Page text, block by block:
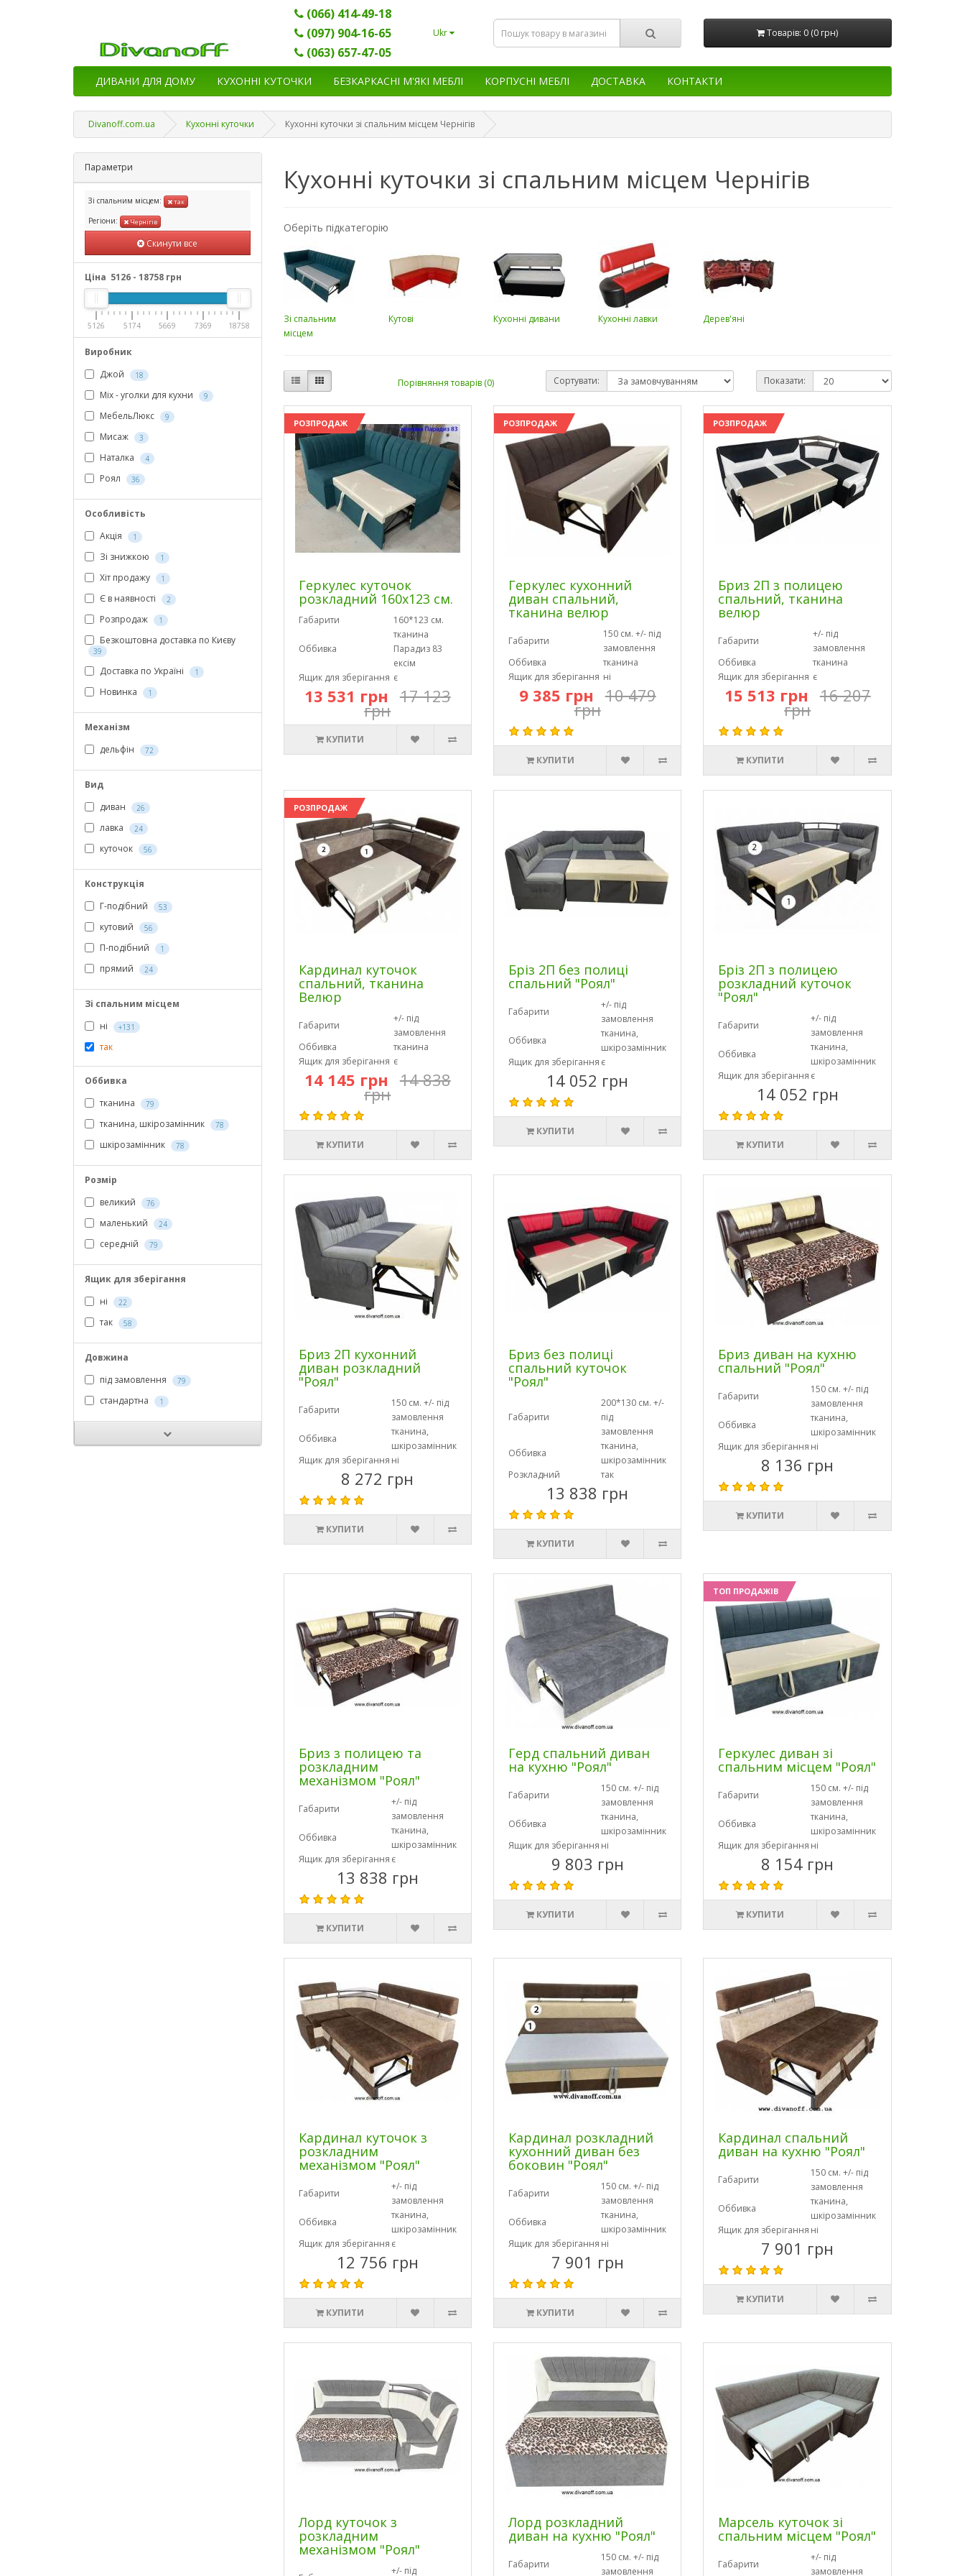
(066) 414-49-18
(097) 904-16-65
(063) 657-47-05
Ukr Товарів: 0 (0 грн)
ДИВАНИ ДЛЯ ДОМУ КУХОННІ КУТОЧКИ БЕЗКАРКАСНІ М'ЯКІ МЕБЛІ КОРПУСНІ МЕБЛІ ДОСТАВКА КОНТАКТИ
Divanoff.com.ua Кухонні куточки Кухонні куточки зі спальним місцем Чернігів
Параметри
Зі спальним місцем: так
Регіони: Чернігів
Скинути все
Ціна 5126 - 18758 грн
5126 5174 5669 7369 18758
Виробник
Джой
18
Мix - уголки для кухни 9
МебельЛюкс 9
Мисаж 3
Наталка 4
Роял 36
Особливість
Акція
1
Зі знижкою 1
Хіт продажу 1
Є в наявності 2
Розпродаж 1
Безкоштовна доставка по Києву
39
Доставка по Україні 1
Новинка 1
Механізм
дельфін
72
Вид
диван
26
лавка 24
куточок 56
Конструкція
Г-подібний
53
кутовий 56
П-подібний 1
прямий 24
Зі спальним місцем
ні
+131
так
Оббивка
тканина
79
тканина, шкірозамінник 78
шкірозамінник 78
Розмір
великий
76
маленький 24
середній 79
Ящик для зберігання
ні
22
так 58
Довжина
під замовлення
79
стандартна 1
Кухонні куточки зі спальним місцем Чернігів
Оберіть підкатегорію
Зі спальним
місцем
Кутові Кухонні дивани Кухонні лавки Дерев'яні
Порівняння товарів (0) Сортувати: Показати:
РОЗПРОДАЖ
Геркулес куточок
розкладний 160х123 см.
Габарити 160*123 см.
Оббивка
тканина
Парадиз 83
ексім
Ящик для зберігання є
13 531 грн 17 123
грн
КУПИТИ
РОЗПРОДАЖ
Геркулес кухонний
диван спальний,
тканина велюр
Габарити
150 см. +/- під
замовлення
Оббивка
тканина
Ящик для зберігання ні
9 385 грн 10 479
грн
КУПИТИ
РОЗПРОДАЖ
Бриз 2П з полицею
спальний, тканина
велюр
Габарити
+/- під
замовлення
Оббивка
тканина
Ящик для зберігання є
15 513 грн 16 207
грн
КУПИТИ
РОЗПРОДАЖ
Кардинал куточок
спальний, тканина
Велюр
Габарити
+/- під
замовлення
Оббивка
тканина
Ящик для зберігання є
14 145 грн 14 838
грн
КУПИТИ
Бріз 2П без полиці
спальний "Роял"
Габарити
+/- під
замовлення
Оббивка
тканина,
шкірозамінник
Ящик для зберігання є
14 052 грн
КУПИТИ
Бріз 2П з полицею
розкладний куточок
"Роял"
Габарити
+/- під
замовлення
Оббивка
тканина,
шкірозамінник
Ящик для зберігання є
14 052 грн
КУПИТИ
Бриз 2П кухонний
диван розкладний
"Роял"
Габарити
150 см. +/- під
замовлення
Оббивка
тканина,
шкірозамінник
Ящик для зберігання ні
8 272 грн
КУПИТИ
Бриз без полиці
спальний куточок
"Роял"
Габарити
200*130 см. +/-
під
замовлення
Оббивка
тканина,
шкірозамінник
Розкладний
так
13 838 грн
КУПИТИ
Бриз диван на кухню
спальний "Роял"
Габарити
150 см. +/- під
замовлення
Оббивка
тканина,
шкірозамінник
Ящик для зберігання ні
8 136 грн
КУПИТИ
Бриз з полицею та
розкладним
механізмом "Роял"
Габарити
+/- під
замовлення
Оббивка
тканина,
шкірозамінник
Ящик для зберігання є
13 838 грн
КУПИТИ
Герд спальний диван
на кухню "Роял"
Габарити
150 см. +/- під
замовлення
Оббивка
тканина,
шкірозамінник
Ящик для зберігання ні
9 803 грн
КУПИТИ
ТОП ПРОДАЖІВ
Геркулес диван зі
спальним місцем "Роял"
Габарити
150 см. +/- під
замовлення
Оббивка
тканина,
шкірозамінник
Ящик для зберігання ні
8 154 грн
КУПИТИ
Кардинал куточок з
розкладним
механізмом "Роял"
Габарити
+/- під
замовлення
Оббивка
тканина,
шкірозамінник
Ящик для зберігання є
12 756 грн
КУПИТИ
Кардинал розкладний
кухонний диван без
боковин "Роял"
Габарити
150 см. +/- під
замовлення
Оббивка
тканина,
шкірозамінник
Ящик для зберігання ні
7 901 грн
КУПИТИ
Кардинал спальний
диван на кухню "Роял"
Габарити
150 см. +/- під
замовлення
Оббивка
тканина,
шкірозамінник
Ящик для зберігання ні
7 901 грн
КУПИТИ
Лорд куточок з
розкладним
механізмом "Роял"
+/- під
Лорд розкладний
диван на кухню "Роял"
Габарити
150 см. +/- під
замовлення
Марсель куточок зі
спальним місцем "Роял"
Габарити
+/- під
замовлення